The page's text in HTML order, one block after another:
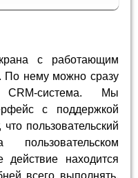
с работающим
По нему можно сразу
система. Мы
с поддержкой
пользовательский
действие находится